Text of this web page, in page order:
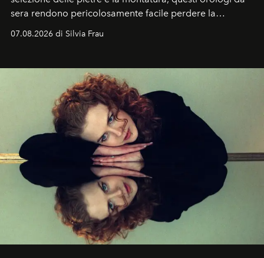
sera rendono pericolosamente facile perdere la
cognizione del tempo. Ma con quadranti così
07.08.2026 di Silvia Frau